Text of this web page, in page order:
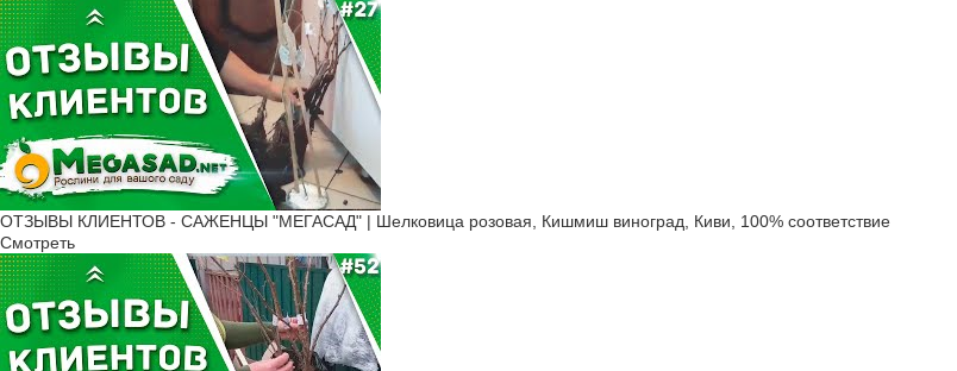
ОТЗЫВЫ КЛИЕНТОВ - САЖЕНЦЫ "МЕГАСАД" | Шелковица розовая, Кишмиш виноград, Киви, 100% соответствие
Смотреть